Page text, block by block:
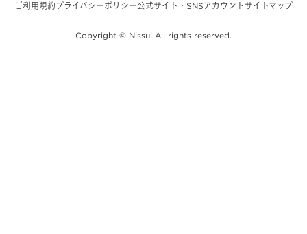
ご利用規約プライバシーポリシー公式サイト・SNSアカウント サイトマップ
Copyright © Nissui All rights reserved.